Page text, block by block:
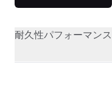
耐久性パフォーマンス